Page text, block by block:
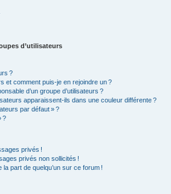
d’utilisateurs
?
et comment puis-je en rejoindre un ?
d’un groupe d’utilisateurs ?
apparaissent-ils dans une couleur différente ?
par défaut » ?
?
privés !
privés non sollicités !
la part de quelqu’un sur ce forum !